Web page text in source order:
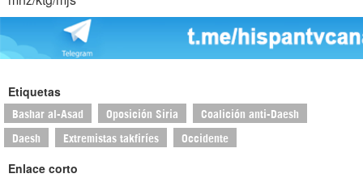
Etiquetas
Bashar al-Asad Oposición Siria Coalición anti-Daesh
Daesh Extremistas takfiríes Occidente
Enlace corto